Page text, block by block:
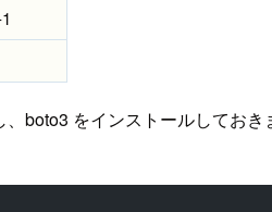
boto3 をインストールしておき